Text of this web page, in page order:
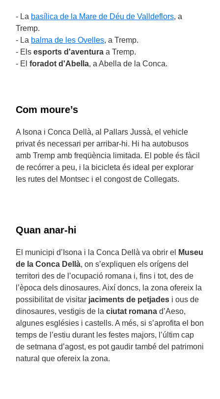
- La basílica de la Mare de Déu de Valldeflors, a
Tremp.
- La balma de les Ovelles, a Tremp.
- Els esports d'aventura a Tremp.
- El foradot d'Abella, a Abella de la Conca.
Com moure’s
A Isona i Conca Dellà, al Pallars Jussà, el vehicle
privat és necessari per arribar-hi. Hi ha autobusos
amb Tremp amb freqüència limitada. El poble és fàcil
de recórrer a peu, i la bicicleta és ideal per explorar
les rutes del Montsec i el congost de Collegats.
Quan anar-hi
El municipi d’Isona i la Conca Dellà va obrir el
Museu
de la Conca Dellà, on s’expliquen els orígens del
territori des de l’ocupació romana i, fins i tot, des de
l’època dels dinosaures. Així doncs, la zona ofereix la
possibilitat de visitar jaciments de petjades i ous de
dinosaures, vestigis de la ciutat romana d’Aeso,
algunes esglésies i castells. A més, si s’aprofita el bon
temps de l’estiu durant les festes majors, l’últim cap
de setmana d’agost, es pot gaudir també del patrimoni
natural que ofereix la zona.